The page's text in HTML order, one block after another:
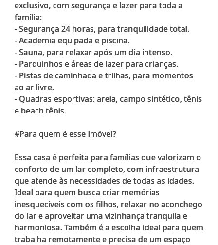
exclusivo, com segurança e lazer para toda a
família:
- Segurança 24 horas, para tranquilidade total.
- Academia equipada e piscina.
- Sauna, para relaxar após um dia intenso.
- Parquinhos e áreas de lazer para crianças.
- Pistas de caminhada e trilhas, para momentos
ao ar livre.
- Quadras esportivas: areia, campo sintético, tênis
e beach tênis.
#Para quem é esse imóvel?
Essa casa é perfeita para famílias que valorizam o
conforto de um lar completo, com infraestrutura
que atende às necessidades de todas as idades.
Ideal para quem busca criar memórias
inesquecíveis com os filhos, relaxar no aconchego
do lar e aproveitar uma vizinhança tranquila e
harmoniosa. Também é a escolha ideal para quem
trabalha remotamente e precisa de um espaço